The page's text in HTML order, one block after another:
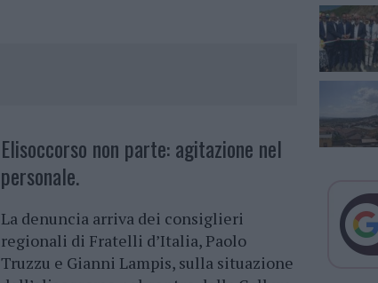
Elisoccorso non parte: agitazione nel
personale.
La denuncia arriva dei consiglieri
regionali di Fratelli d’Italia, Paolo
Truzzu e Gianni Lampis, sulla situazione